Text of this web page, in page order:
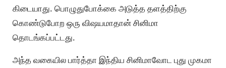
கிடையாது. பொழுதுபோக்கை அடுத்த தளத்திற்கு
கொண்டுபோற ஒரு விஷயமாதான் சினிமா
தொடங்கப்பட்டது.
அந்த வகையில பார்த்தா இந்திய சினிமாவோட புது முகமா